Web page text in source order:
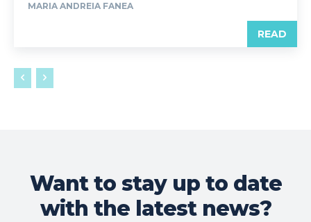
MARIA ANDREIA FANEA
READ
Want to stay up to date
with the latest news?